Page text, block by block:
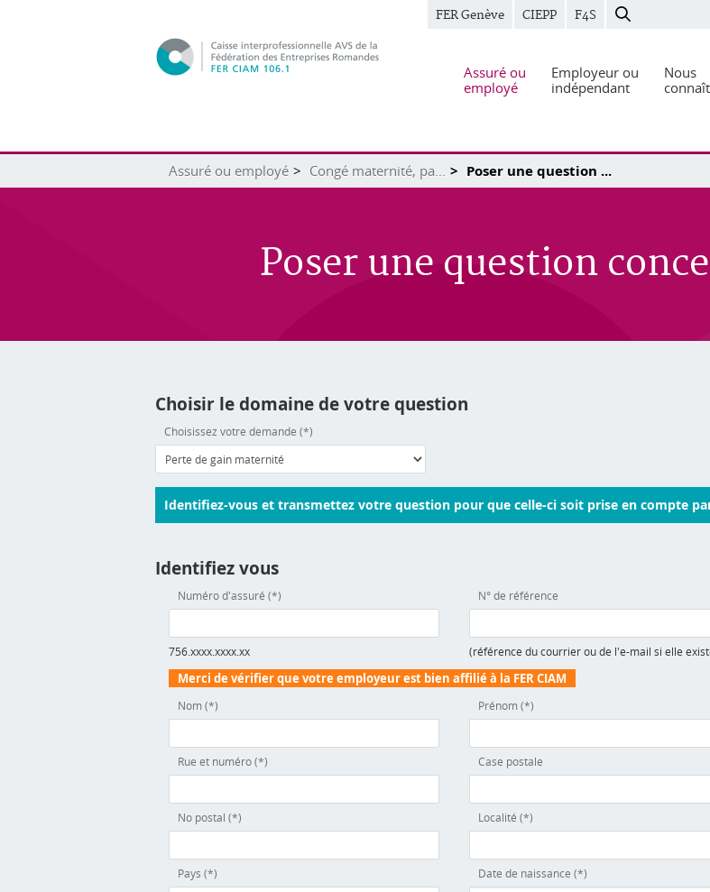
FER Genève CIEPP F4S
Assuré ou
employé
Employeur ou
indépendant
Nous
Assuré ou employé Congé maternité, pa... Poser une question ...
Poser une question
Choisir le domaine de votre question
Choisissez votre demande (*)
Identifiez-vous et transmettez votre question pour que celle-ci soit prise en compte
Identifiez vous
Numéro d'assuré (*)
756.xxxx.xxxx.xx
N° de référence
(référence du courrier ou de l'e-mail si elle
Merci de vérifier que votre employeur est bien affilié à la FER CIAM
Nom (*) Prénom (*)
Rue et numéro (*) Case postale
No postal (*) Localité (*)
Pays (*) Date de naissance (*)